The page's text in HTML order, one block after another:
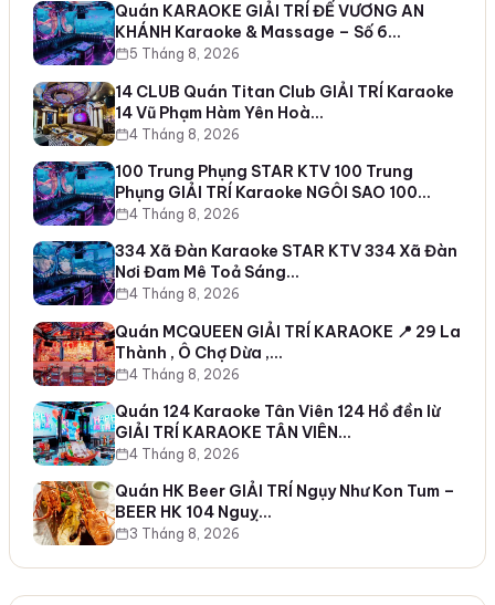
Quán KARAOKE GIẢI TRÍ ĐẾ VƯƠNG AN
KHÁNH Karaoke & Massage – Số 6…
5 Tháng 8, 2026
14 CLUB Quán Titan Club GIẢI TRÍ Karaoke
14 Vũ Phạm Hàm Yên Hoà…
4 Tháng 8, 2026
100 Trung Phụng STAR KTV 100 Trung
Phụng GIẢI TRÍ Karaoke NGÔI SAO 100…
4 Tháng 8, 2026
334 Xã Đàn Karaoke STAR KTV 334 Xã Đàn
Nơi Đam Mê Toả Sáng…
4 Tháng 8, 2026
Quán MCQUEEN GIẢI TRÍ KARAOKE 📍 29 La
Thành , Ô Chợ Dừa ,…
4 Tháng 8, 2026
Quán 124 Karaoke Tân Viên 124 Hồ đền lừ
GIẢI TRÍ KARAOKE TÂN VIÊN…
4 Tháng 8, 2026
Quán HK Beer GIẢI TRÍ Ngụy Như Kon Tum –
BEER HK 104 Nguỵ…
3 Tháng 8, 2026